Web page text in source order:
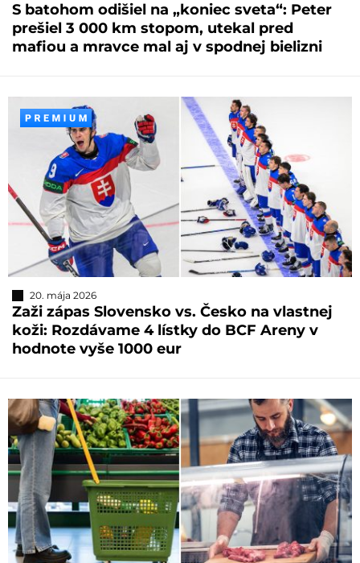
S batohom odišiel na „koniec sveta“: Peter
prešiel 3 000 km stopom, utekal pred
mafiou a mravce mal aj v spodnej bielizni
20. mája 2026
Zaži zápas Slovensko vs. Česko na vlastnej
koži: Rozdávame 4 lístky do BCF Areny v
hodnote vyše 1000 eur